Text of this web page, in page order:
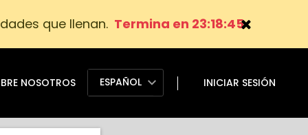
que llenan. Termina en 23:18:44
NOSOTROS ESPAÑOL INICIAR SESIÓN